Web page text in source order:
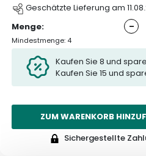
Geschätzte Lieferung am
Menge:
-
Mindestmenge: 4
Kaufen Sie 8 und
Kaufen Sie 15 und
ZUM WARENKORB
Sichergestellte